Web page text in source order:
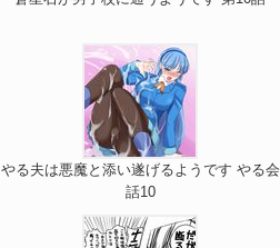
やる夫は悪魔と添い遂げるようです やる会
話10